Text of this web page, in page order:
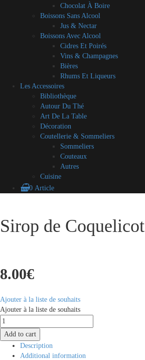
Chocolat À Boire
Boissons Sans Alcool
Jus & Nectar
Boissons Avec Alcool
Cidres Et Poirés
Vins & Champagnes
Bières
Rhums Et Liqueurs
Les Accessoires
Bibliothèque
Autour Du Thé
Art De La Table
Décoration
Coutellerie & Sommeliers
Sommeliers
Couteaux
Autres
Cuisine
0 Article
content
Sirop de Coquelicot
8.00€
Ajouter à la liste de souhaits
Ajouter à la liste de souhaits
Sirop
de
Coquelicot
quantity
Add to cart
Description
Additional information